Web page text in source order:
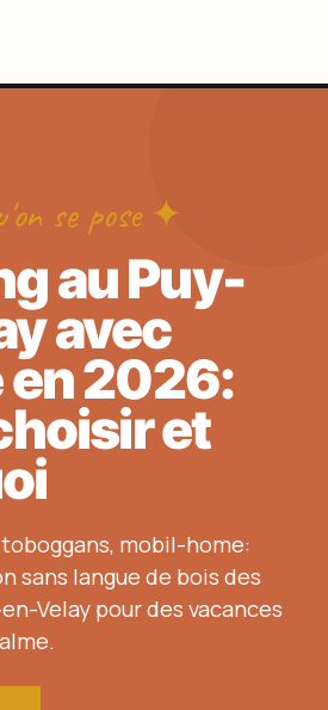
se pose ✦
au Puy-
avec
2026:
et
mobil-home:
sans langue de bois des
Velay pour des vacances